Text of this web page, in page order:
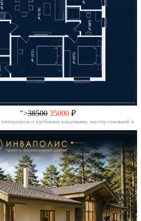
">38500 35000 ₽
и удобными кладовыми, мастер-спальней и